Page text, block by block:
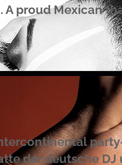
proud Mexican
der deutsche